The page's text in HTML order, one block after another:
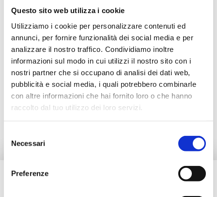
Questo sito web utilizza i cookie
Utilizziamo i cookie per personalizzare contenuti ed
annunci, per fornire funzionalità dei social media e per
analizzare il nostro traffico. Condividiamo inoltre
informazioni sul modo in cui utilizzi il nostro sito con i
nostri partner che si occupano di analisi dei dati web,
pubblicità e social media, i quali potrebbero combinarle
con altre informazioni che hai fornito loro o che hanno
raccolto dal tuo utilizzo dei loro servizi.
delNecessari
Preferenze
049065001 per filtro G 2 1/2 F
Descrizione